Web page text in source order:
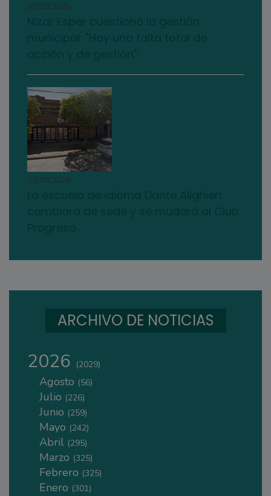
03/08/2026
03/08/2026
ARCHIVO DE NOTICIAS
2026 (2029)
Agosto (56)
Julio (226)
Junio (259)
Mayo (242)
Abril (295)
Marzo (325)
Febrero (325)
Enero (301)